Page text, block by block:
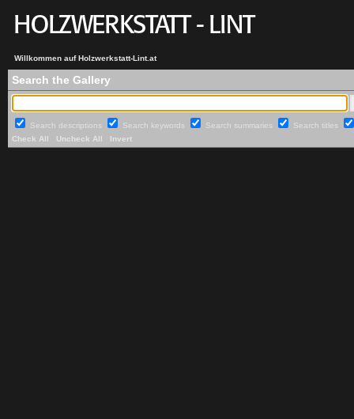
Willkommen auf Holzwerkstatt-Lint.at
Search the Gallery
Search descriptions Search keywords Search summaries
Search titles
Check All
Uncheck All Invert